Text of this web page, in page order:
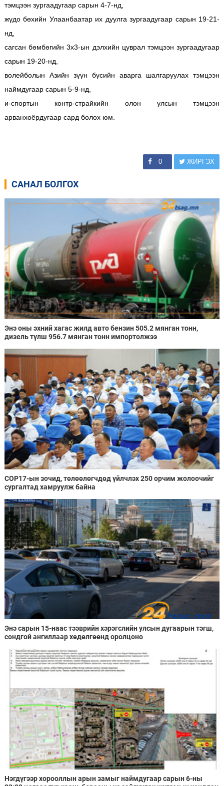
тэмцээн зургаадугаар сарын 4-7-нд,
жүдо бөхийн Улаанбаатар их дуулга зургаадугаар сарын 19-21-
нд,
сагсан бөмбөгийн 3х3-ын дэлхийн цуврал тэмцээн зургаадугаар
сарын 19-20-нд,
волейболын Азийн зүүн бүсийн аварга шалгаруулах тэмцээн
наймдугаар сарын 5-9-нд,
и-спортын контр-страйкийн олон улсын тэмцээн
арванхоёрдугаар сард болох юм.
0 ЖИРГЭХ
САНАЛ БОЛГОХ
Энэ оны эхний хагас жилд авто бензин 505.2 мянган тонн,
дизель түлш 956.7 мянган тонн импортолжээ
COP17-ын зочид, төлөөлөгчдөд үйлчлэх 250 орчим жолоочийг
сургалтад хамруулж байна
Энэ сарын 15-наас тээврийн хэрэгслийн улсын дугаарын тэгш,
сондгой ангиллаар хөдөлгөөнд оролцоно
Нэгдүгээр хорооллын арын замыг наймдугаар сарын 6-ны